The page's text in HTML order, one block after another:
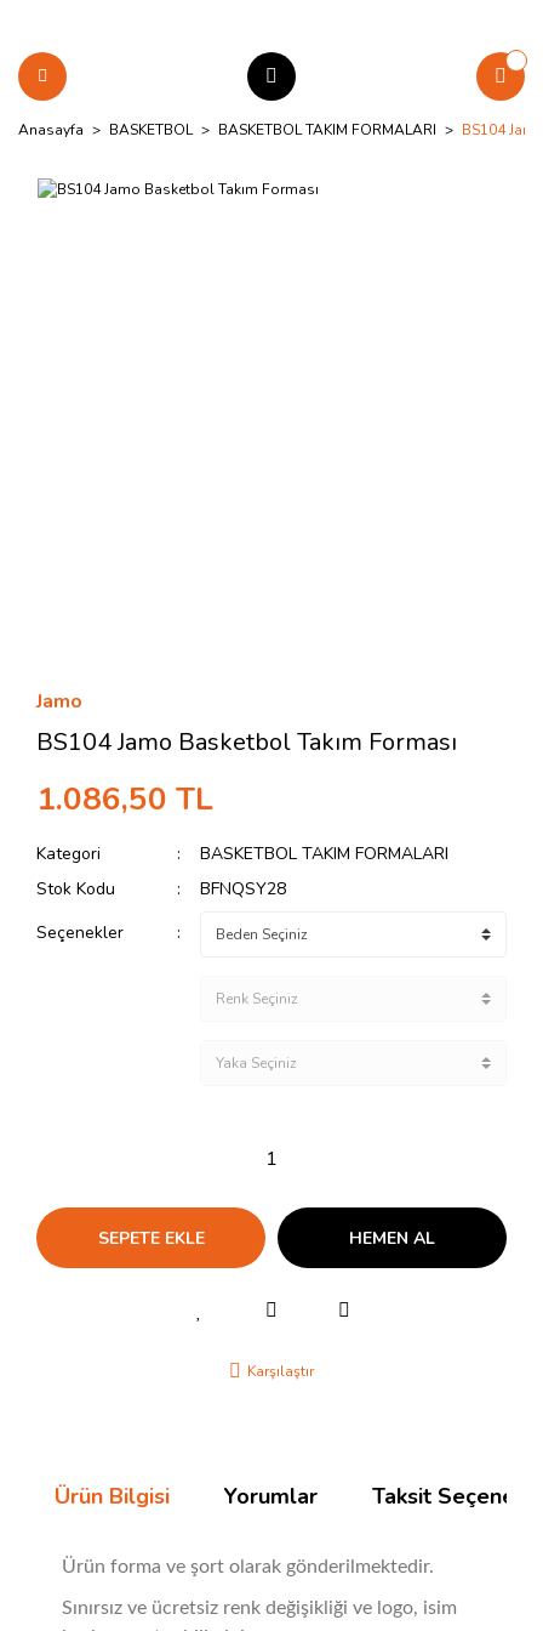
Anasayfa BASKETBOL BASKETBOL TAKIM FORMALARI BS104
Jamo
BS104 Jamo Basketbol Takım Forması
1.086,50 TL
Kategori
BASKETBOL TAKIM FORMALARI
Stok Kodu
BFNQSY28
Seçenekler
SEPETE EKLE HEMEN AL
Karşılaştır
Ürün Bilgisi Yorumlar Taksit
Ürün forma ve şort olarak gönderilmektedir.
Sınırsız ve ücretsiz renk değişikliği ve logo, isim